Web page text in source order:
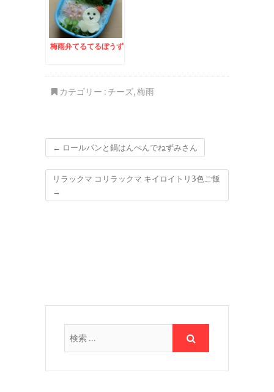
梅雨弁てるてるぼうず
カテゴリー : チーズ,梅雨
← ロールパンと鍋はんぺんでねずみさん
リラックマ コリラックマ キイロイトリ3色ご飯
→